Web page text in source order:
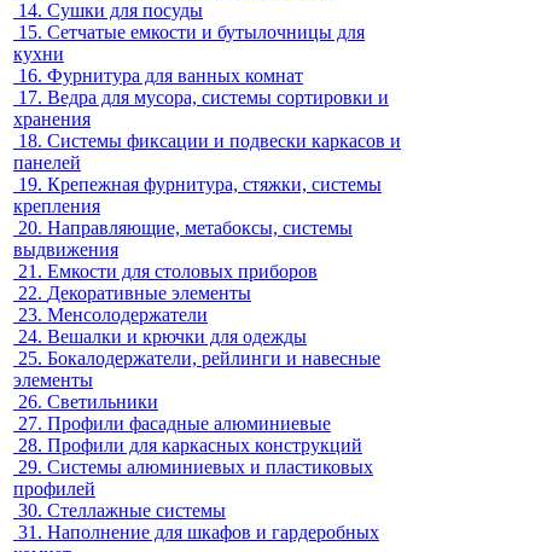
14. Сушки для посуды
15. Сетчатые емкости и бутылочницы для
кухни
16. Фурнитура для ванных комнат
17. Ведра для мусора, системы сортировки и
хранения
18. Системы фиксации и подвески каркасов и
панелей
19. Крепежная фурнитура, стяжки, системы
крепления
20. Направляющие, метабоксы, системы
выдвижения
21. Емкости для столовых приборов
22. Декоративные элементы
23. Менсолодержатели
24. Вешалки и крючки для одежды
25. Бокалодержатели, рейлинги и навесные
элементы
26. Светильники
27. Профили фасадные алюминиевые
28. Профили для каркасных конструкций
29. Системы алюминиевых и пластиковых
профилей
30. Стеллажные системы
31. Наполнение для шкафов и гардеробных